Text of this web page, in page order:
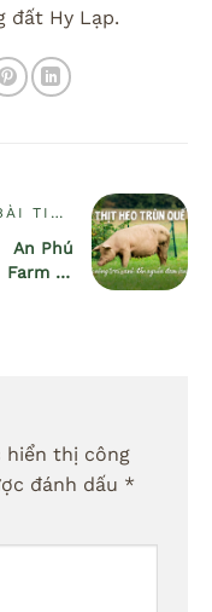
đất Hy Lạp.
TIẾP
THEO
An Phú
Farm và
hiển thị công
đánh dấu *